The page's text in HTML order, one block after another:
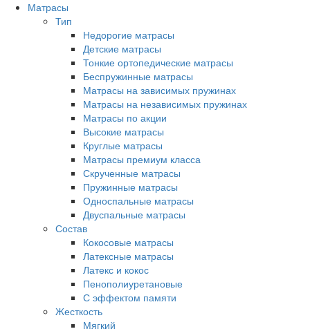
Матрасы
Тип
Недорогие матрасы
Детские матрасы
Тонкие ортопедические матрасы
Беспружинные матрасы
Матрасы на зависимых пружинах
Матрасы на независимых пружинах
Матрасы по акции
Высокие матрасы
Круглые матрасы
Матрасы премиум класса
Скрученные матрасы
Пружинные матрасы
Односпальные матрасы
Двуспальные матрасы
Состав
Кокосовые матрасы
Латексные матрасы
Латекс и кокос
Пенополиуретановые
С эффектом памяти
Жесткость
Мягкий